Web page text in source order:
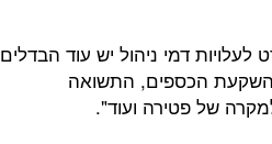
דמי ניהול יש עוד הבדלים
השקעת הכספים, התשואה
של פטירה ועוד".